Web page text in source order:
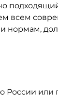
всем
нормам,
России или